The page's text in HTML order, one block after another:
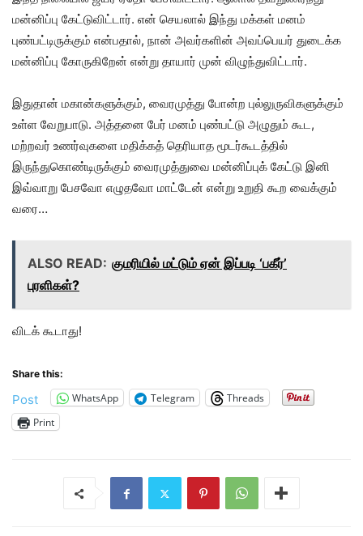
மன்னிப்பு கேட்டுவிட்டார். என் செயலால் இந்து மக்கள் மனம்
புண்பட்டிருக்கும் என்பதால், நான் அவர்களின் அவப்பெயர் துடைக்க
மன்னிப்பு கோருகிறேன் என்று தாயார் முன் விழுந்துவிட்டார்.
இதுதான் மகான்களுக்கும், வைரமுத்து போன்ற புல்லுருவிகளுக்கும்
உள்ள வேறுபாடு. அத்தனை பேர் மனம் புண்பட்டு அழுதும் கூட,
மற்றவர் உணர்வுகளை மதிக்கத் தெரியாத மூடர்கூடத்தில்
இருந்துகொண்டிருக்கும் வைரமுத்துவை மன்னிப்புக் கேட்டு இனி
இவ்வாறு பேசவோ எழுதவோ மாட்டேன் என்று உறுதி கூற வைக்கும்
வரை…
ALSO READ: குமரியில் மட்டும் ஏன் இப்படி ‘பகீர்’
புரளிகள்?
விடக் கூடாது!
Share this:
Post WhatsApp Telegram
Threads
Print